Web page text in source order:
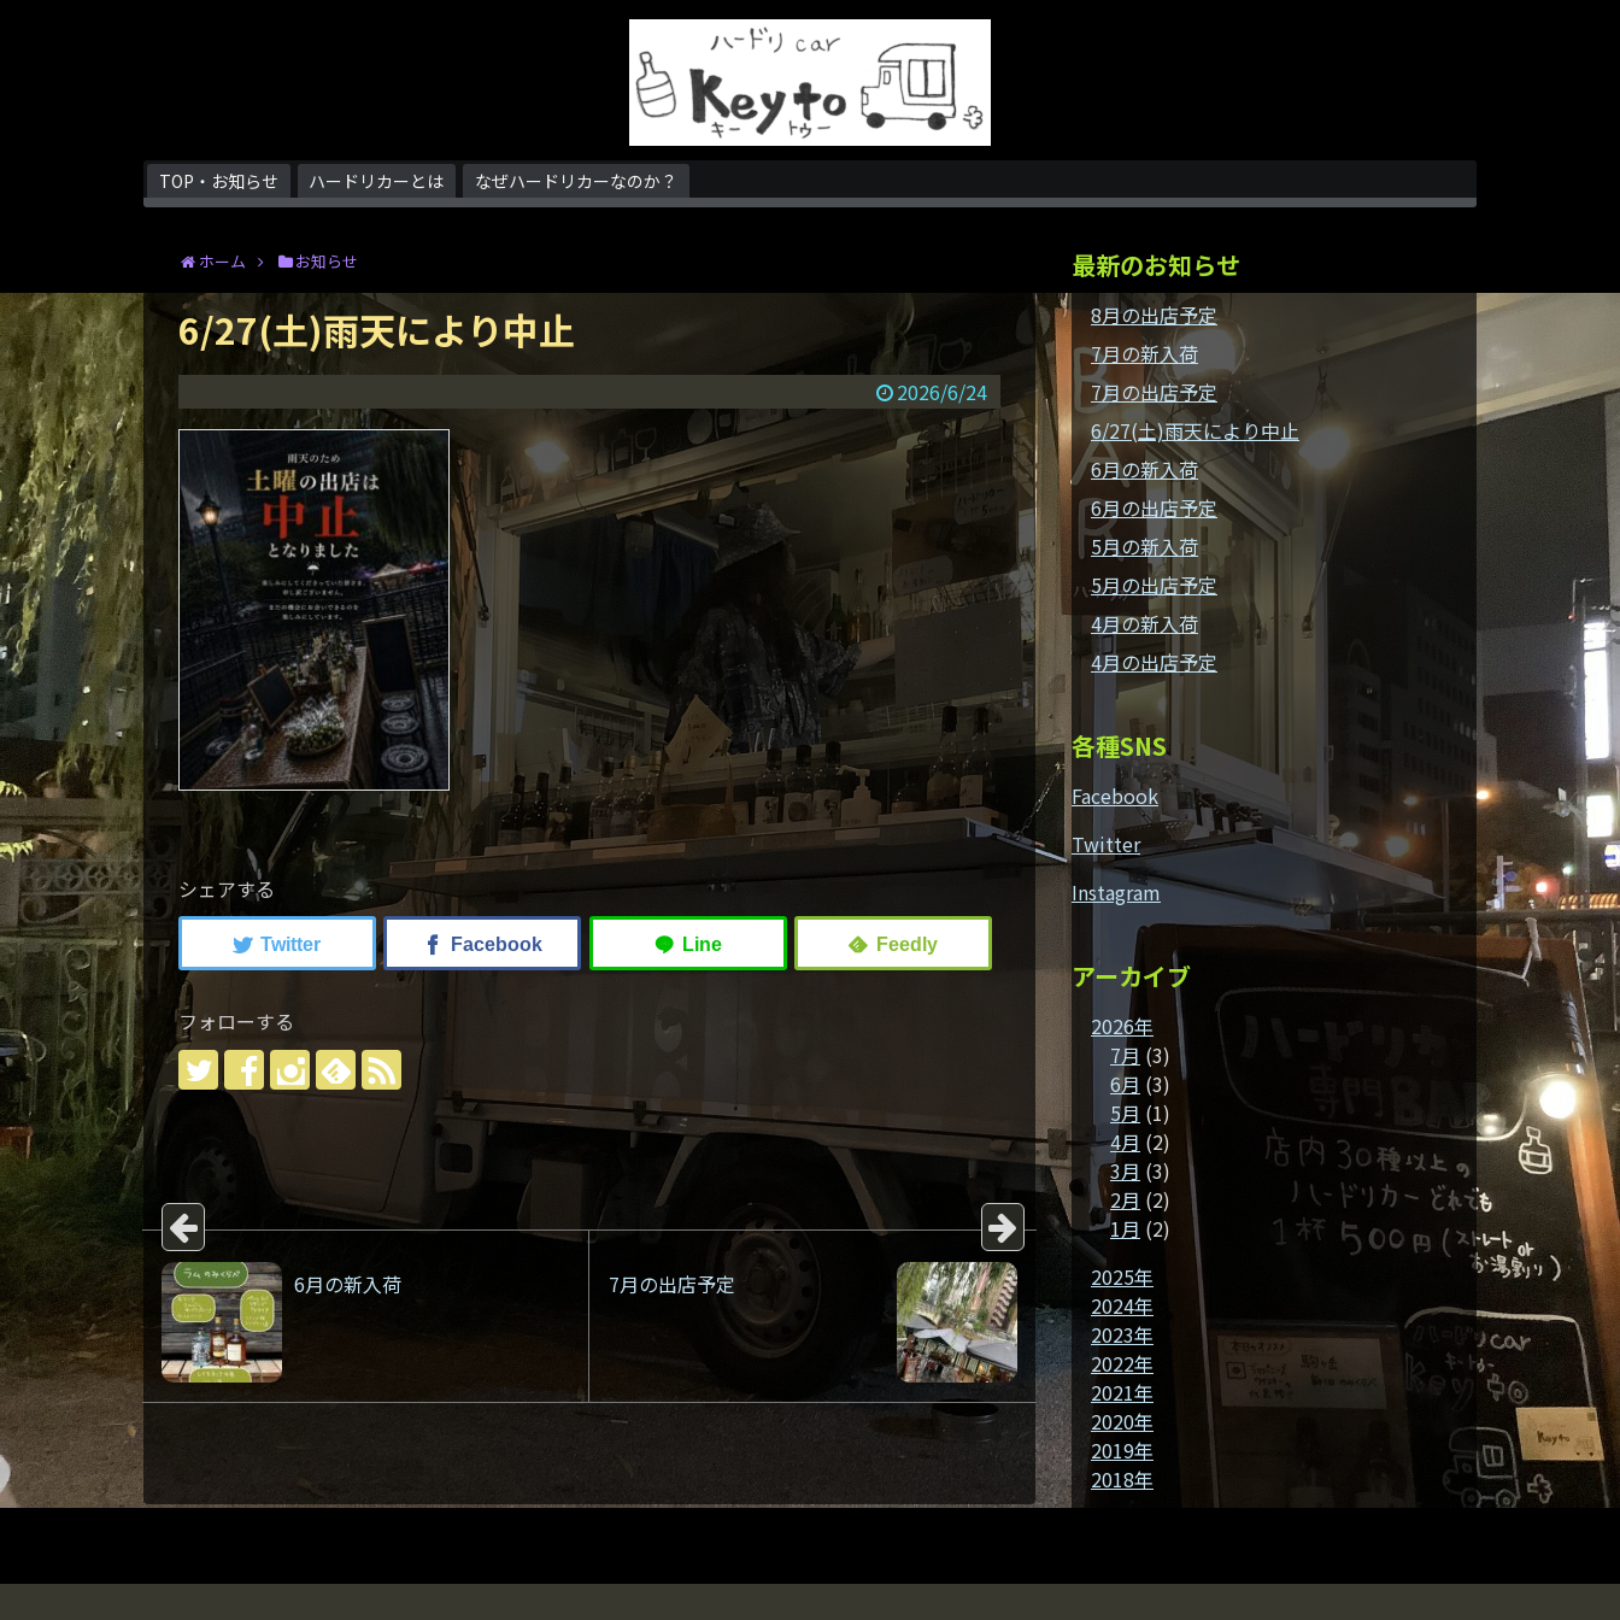
TOP・お知らせ ハードリカーとは なぜハードリカーなのか？
ホーム お知らせ
6/27(土)雨天により中止
2026/6/24
シェアする
フォローする
6月の新入荷 7月の出店予定
最新のお知らせ
8月の出店予定
7月の新入荷
7月の出店予定
6/27(土)雨天により中止
6月の新入荷
6月の出店予定
5月の新入荷
5月の出店予定
4月の新入荷
4月の出店予定
各種SNS
Facebook
Twitter
Instagram
アーカイブ
2026年
7月 (3)
6月 (3)
5月 (1)
4月 (2)
3月 (3)
2月 (2)
1月 (2)
2025年
2024年
2023年
2022年
2021年
2020年
2019年
2018年